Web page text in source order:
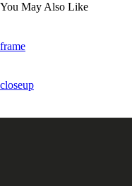
You May Also Like
frame
closeup